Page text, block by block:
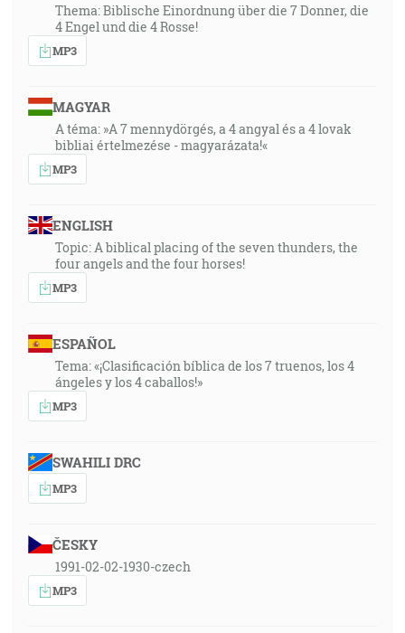
Thema: Biblische Einordnung über die 7 Donner, die
4 Engel und die 4 Rosse!
MP3
MAGYAR
A téma: »A 7 mennydörgés, a 4 angyal és a 4 lovak
bibliai értelmezése - magyarázata!«
MP3
ENGLISH
Topic: A biblical placing of the seven thunders, the
four angels and the four horses!
MP3
ESPAÑOL
Tema: «¡Clasificación bíblica de los 7 truenos, los 4
ángeles y los 4 caballos!»
MP3
SWAHILI DRC
MP3
ČESKY
1991-02-02-1930-czech
MP3